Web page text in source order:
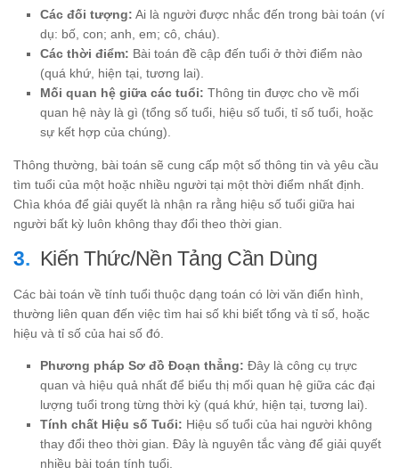
Các đối tượng: Ai là người được nhắc đến trong bài toán (ví
dụ: bố, con; anh, em; cô, cháu).
Các thời điểm: Bài toán đề cập đến tuổi ở thời điểm nào
(quá khứ, hiện tại, tương lai).
Mối quan hệ giữa các tuổi: Thông tin được cho về mối
quan hệ này là gì (tổng số tuổi, hiệu số tuổi, tỉ số tuổi, hoặc
sự kết hợp của chúng).
Thông thường, bài toán sẽ cung cấp một số thông tin và yêu cầu
tìm tuổi của một hoặc nhiều người tại một thời điểm nhất định.
Chìa khóa để giải quyết là nhận ra rằng hiệu số tuổi giữa hai
người bất kỳ luôn không thay đổi theo thời gian.
Kiến Thức/Nền Tảng Cần Dùng
Các bài toán về tính tuổi thuộc dạng toán có lời văn điển hình,
thường liên quan đến việc tìm hai số khi biết tổng và tỉ số, hoặc
hiệu và tỉ số của hai số đó.
Phương pháp Sơ đồ Đoạn thẳng: Đây là công cụ trực
quan và hiệu quả nhất để biểu thị mối quan hệ giữa các đại
lượng tuổi trong từng thời kỳ (quá khứ, hiện tại, tương lai).
Tính chất Hiệu số Tuổi: Hiệu số tuổi của hai người không
thay đổi theo thời gian. Đây là nguyên tắc vàng để giải quyết
nhiều bài toán tính tuổi.